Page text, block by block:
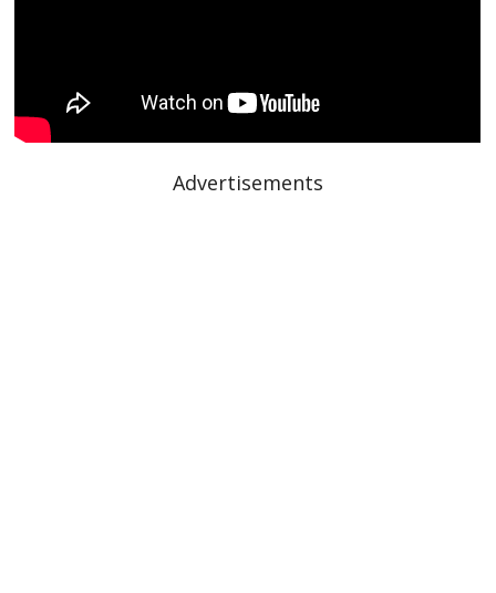
Advertisements